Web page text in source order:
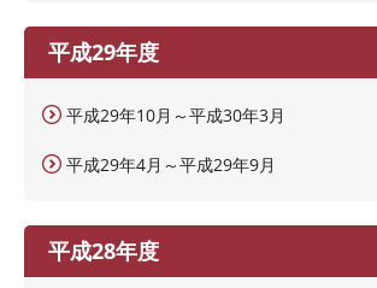
平成29年度
平成29年10月～平成30年3月
平成29年4月～平成29年9月
平成28年度